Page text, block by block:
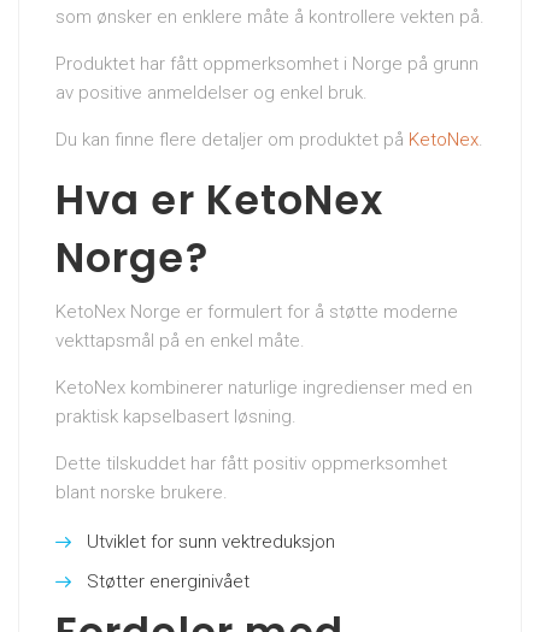
som ønsker en enklere måte å kontrollere vekten på.
Produktet har fått oppmerksomhet i Norge på grunn
av positive anmeldelser og enkel bruk.
Du kan finne flere detaljer om produktet på KetoNex.
Hva er KetoNex
Norge?
KetoNex Norge er formulert for å støtte moderne
vekttapsmål på en enkel måte.
KetoNex kombinerer naturlige ingredienser med en
praktisk kapselbasert løsning.
Dette tilskuddet har fått positiv oppmerksomhet
blant norske brukere.
Utviklet for sunn vektreduksjon
Støtter energinivået